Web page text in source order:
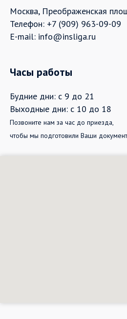
Москва, Преображенская
Телефон: +7 (909) 963-09-09
E-mail: info@insliga.ru
Часы работы
Будние дни: с 9 до 21
Выходные дни: с 10 до 18
Позвоните нам за час до приезда,
чтобы мы подготовили Ваши